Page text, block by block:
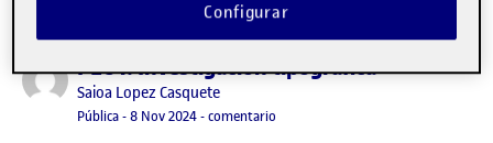
Publicado porPEC 1. Investigación tipográfica
Publicado por
Saioa Lopez Casquete
Visibilidad:
Pública-Fecha de publicación
8 Nov 2024-comentario
Configurar